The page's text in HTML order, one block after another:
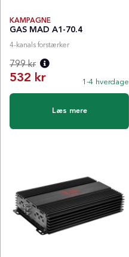
KAMPAGNE
GAS MAD A1-70.4
4-kanals forstærker
532 kr
Normalpris:
799 kr
1-4 hverdage
Læs mere